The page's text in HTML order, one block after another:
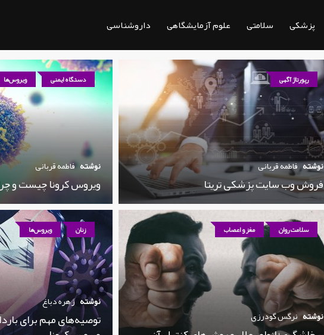
پزشکی سلامتی علوم آزمایشگاهی داروشناسی
رپورتاژ آگهی
نوشته فاطمه قربانی
فروش وب سایت پزشکی تریتا
دستگاه ایمنی ویروس‌ها
نوشته فاطمه قربانی
ویروس کرونا چیست و
سلامت روان مغز و اعصاب
نوشته نرگس گودرزی
زنان ویروس‌ها
نوشته زهره دباغ
توصیه‌های مهم برای